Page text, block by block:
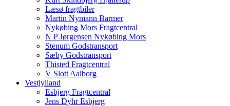
Læsø fragtbiler
Martin Nymann Barmer
Nykøbing Mors Fragtcentral
N P Jørgensen Nykøbing Mors
Stenum Godstransport
Sæby Godstransport
Thisted Fragtcentral
V Slott Aalborg
Vestjylland
Esbjerg Fragtcentral
Jens Dyhr Esbjerg